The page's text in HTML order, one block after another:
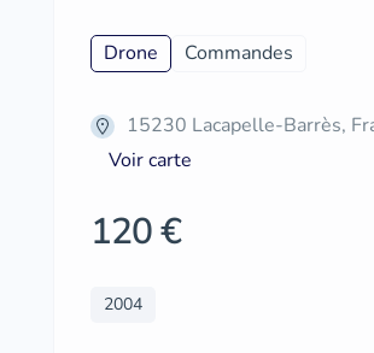
Drone Commandes
15230 Lacapelle-Barrès,
Voir carte
120 €
2004